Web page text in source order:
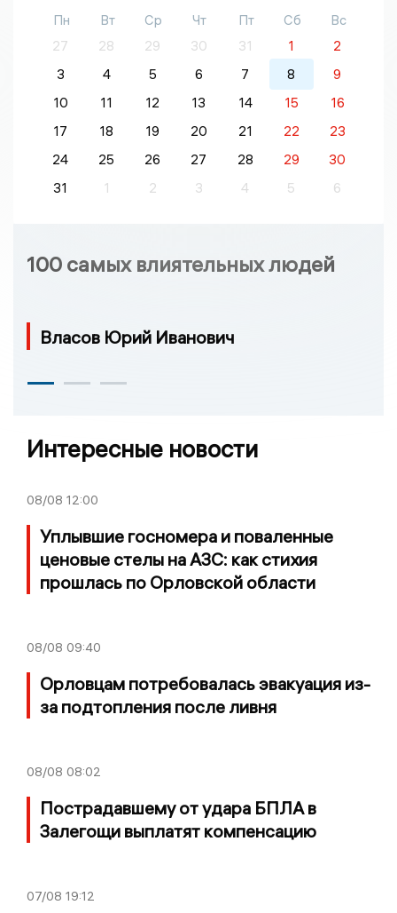
Пн Вт Ср Чт Пт Сб
Вс
27
28 29 30 31 1
2
3
4 5 6 7 8
9
10
11 12 13 14 15
16
17
18 19 20 21 22
23
24
25 26 27 28 29
30
31
1 2 3 4 5 6
100 самых влиятельных людей
Власов Юрий Иванович
Интересные новости
08/08 12:00
Уплывшие госномера и поваленные
ценовые стелы на АЗС: как стихия
прошлась по Орловской области
08/08 09:40
Орловцам потребовалась эвакуация из-
за подтопления после ливня
08/08 08:02
Пострадавшему от удара БПЛА в
Залегощи выплатят компенсацию
07/08 19:12